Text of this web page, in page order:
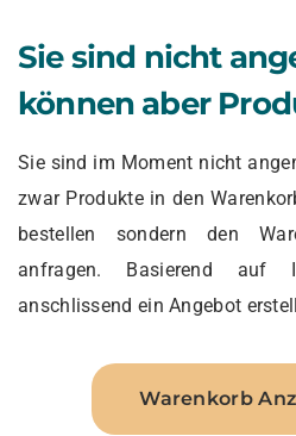
Sie sind nicht
können aber
Sie sind im Moment nicht
zwar Produkte in den
bestellen sondern den
anfragen. Basierend auf
anschlissend ein Angebot
Warenkorb